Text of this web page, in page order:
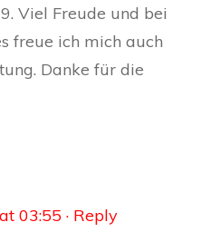
Viel Freude und bei
freue ich mich auch
Danke für die
03:55 · Reply